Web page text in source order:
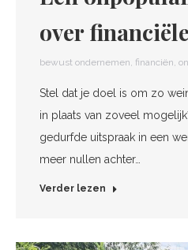
over
bewust ondernemen, financiën,
Stel dat je doel is om zo
in plaats van zoveel
gedurfde uitspraak in een
meer nullen achter…
Verder lezen